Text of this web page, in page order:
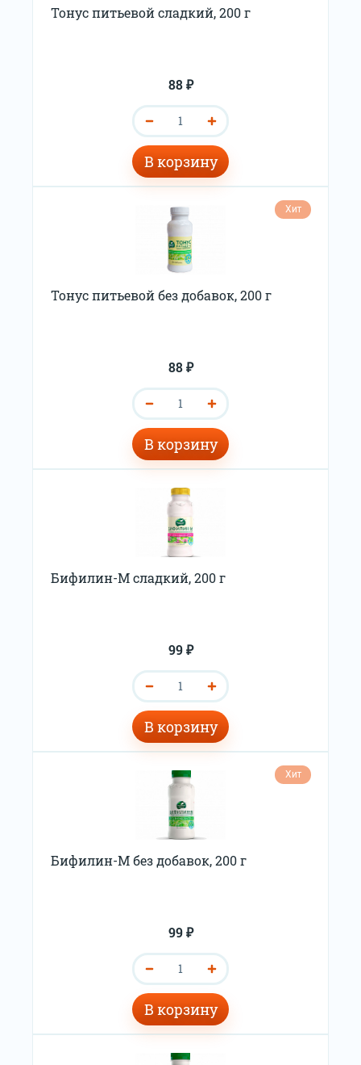
Тонус питьевой сладкий, 200 г
88 ₽
В корзину
Хит
Тонус питьевой без добавок, 200 г
88 ₽
В корзину
Бифилин-М сладкий, 200 г
99 ₽
В корзину
Хит
Бифилин-М без добавок, 200 г
99 ₽
В корзину